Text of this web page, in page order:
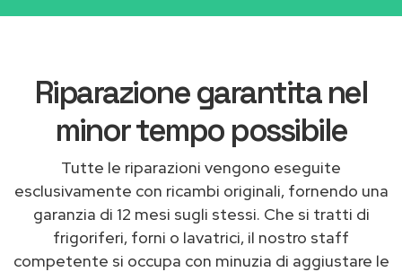
Riparazione garantita nel
minor tempo possibile
Tutte le riparazioni vengono eseguite
esclusivamente con ricambi originali, fornendo una
garanzia di 12 mesi sugli stessi. Che si tratti di
frigoriferi, forni o lavatrici, il nostro staff
competente si occupa con minuzia di aggiustare le